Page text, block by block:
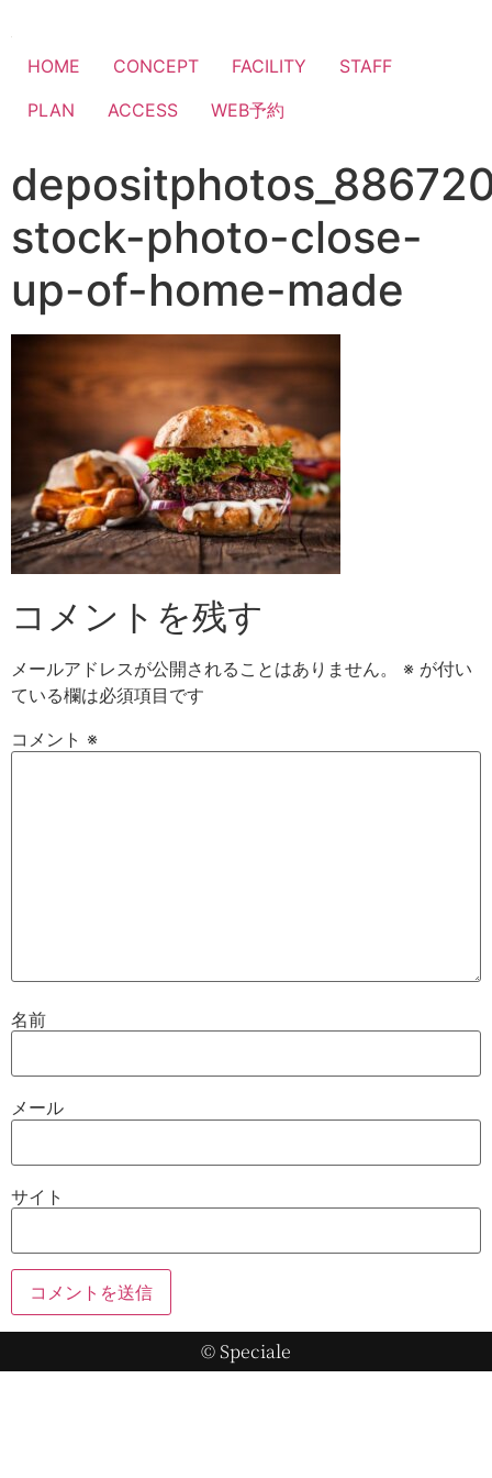
HOME CONCEPT FACILITY
STAFF
PLAN
ACCESS WEB予約
stock-photo-close-
up-of-home-made
コメントを残す
メールアドレスが公開されることはありません。 ※ が付い
ている欄は必須項目です
コメント ※
名前
メール
サイト
© Speciale